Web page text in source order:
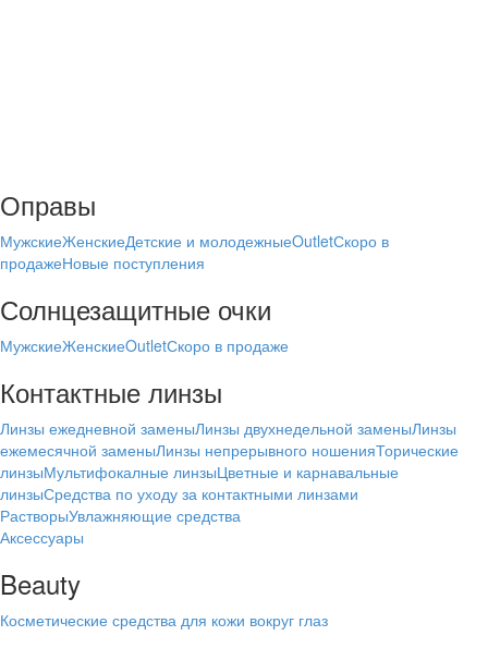
Оправы
МужскиеЖенскиеДетские и молодежныеOutletСкоро в
продажеНовые поступления
Солнцезащитные очки
МужскиеЖенскиеOutletСкоро в продаже
Контактные линзы
Линзы ежедневной заменыЛинзы двухнедельной заменыЛинзы
ежемесячной заменыЛинзы непрерывного ношенияТорические
линзыМультифокалные линзыЦветные и карнавальные
линзыСредства по уходу за контактными линзами
РастворыУвлажняющие средства
Аксессуары
Beauty
Косметические средства для кожи вокруг глаз